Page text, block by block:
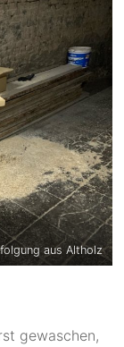
aus Altholz
gewaschen,